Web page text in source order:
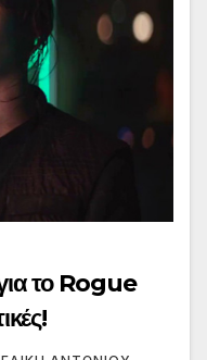
το Rogue